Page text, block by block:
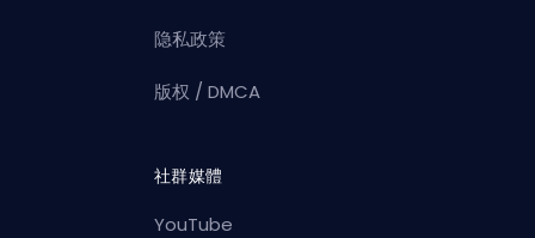
隐私政策
版权 / DMCA
社群媒體
YouTube